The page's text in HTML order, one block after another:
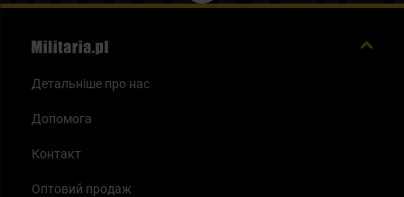
Детальніше про нас
Допомога
Контакт
Оптовий продаж